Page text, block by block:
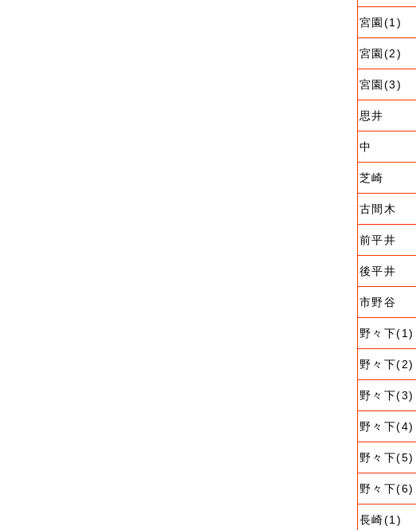
宮園(1)
宮園(2)
宮園(3)
思井
中
芝崎
古間木
前平井
後平井
市野谷
野々下(1)
野々下(2)
野々下(3)
野々下(4)
野々下(5)
野々下(6)
長崎(1)